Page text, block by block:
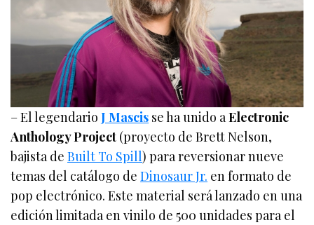
– El legendarioJ Mascis se ha unido aElectronic
Anthology Project (proyecto de Brett Nelson,
bajista deBuilt To Spill) para reversionar nueve
temas del catálogo deDinosaur Jr. en formato de
pop electrónico. Este material será lanzado en una
edición limitada en vinilo de 500 unidades para el